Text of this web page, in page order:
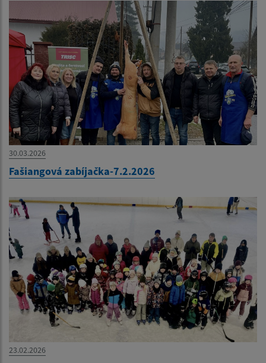
30.03.2026
Fašiangová zabíjačka-7.2.2026
23.02.2026